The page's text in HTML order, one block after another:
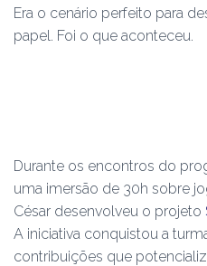
Era o cenário perfeito para
papel. Foi o que aconteceu.
Durante os encontros do
uma imersão de 30h sobre
César desenvolveu o projeto
A iniciativa conquistou a
contribuições que